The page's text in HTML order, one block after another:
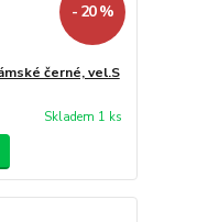
- 20 %
černé, vel.S
Skladem 1 ks